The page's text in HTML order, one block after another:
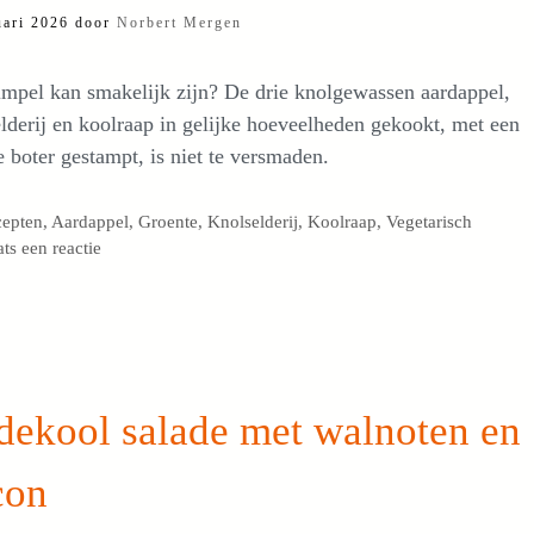
2026 door Norbert Mergen
kan smakelijk zijn? De drie knolgewassen aardappel,
en koolraap in gelijke hoeveelheden gekookt, met een
boter gestampt, is niet te versmaden.
, Aardappel,Groente,Knolselderij,Koolraap,Vegetarisch
een reactie
salade met walnoten en